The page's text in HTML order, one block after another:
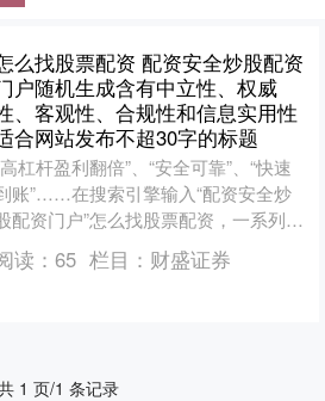
么找股票配资 配资安全炒股配资
户随机生成含有中立性、权威
、客观性、合规性和信息实用性
合网站发布不超30字的标题
杠杆盈利翻倍”、“安全可靠”、“快速
账”……在搜索引擎输入“配资安全炒
配资门户”怎么找股票配资，一系列诱
标语如潮水般涌来。这些看似专业的
股配资平台，....
读： 65 栏目： 财盛证券
1 页/1 条记录